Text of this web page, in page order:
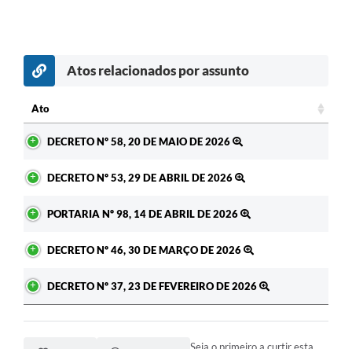
Atos relacionados por assunto
Ato
DECRETO Nº 58, 20 DE MAIO DE 2026
DECRETO Nº 53, 29 DE ABRIL DE 2026
PORTARIA Nº 98, 14 DE ABRIL DE 2026
DECRETO Nº 46, 30 DE MARÇO DE 2026
DECRETO Nº 37, 23 DE FEVEREIRO DE 2026